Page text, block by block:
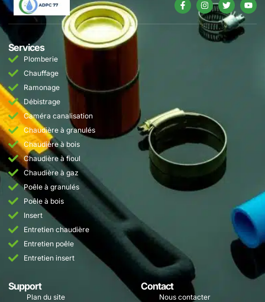
Services
Plomberie
Chauffage
Ramonage
Débistrage
Caméra canalisation
Chaudière à granulés
Chaudière à bois
Chaudière à fioul
Chaudière à gaz
Poêle à granulés
Poêle à bois
Insert
Entretien chaudière
Entretien poêle
Entretien insert
Support
Plan du site
Contact
Nous contacter